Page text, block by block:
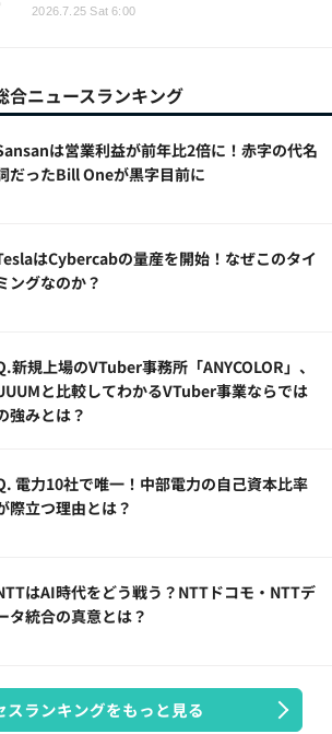
2026.7.25 Sat 6:00
合ニュースランキング
は営業利益が前年比2倍に！赤字の代名
だったBill Oneが黒字目前に
はCybercabの量産を開始！なぜこのタイ
ングなのか？
新規上場のVTuber事務所「ANYCOLOR」、
と比較してわかるVTuber事業ならでは
強みとは？
電力10社で唯一！中部電力の自己資本比率
際立つ理由とは？
はAI時代をどう戦う？NTTドコモ・NTTデ
タ統合の真意とは？
スランキングをもっと見る